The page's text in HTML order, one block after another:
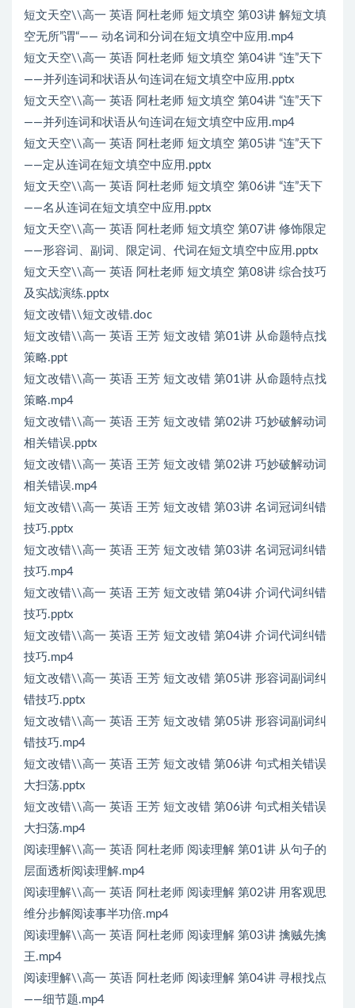
短文天空\\高一 英语 阿杜老师 短文填空 第03讲 解短文填
空无所”谓“—— 动名词和分词在短文填空中应用.mp4
短文天空\\高一 英语 阿杜老师 短文填空 第04讲 “连”天下
——并列连词和状语从句连词在短文填空中应用.pptx
短文天空\\高一 英语 阿杜老师 短文填空 第04讲 “连”天下
——并列连词和状语从句连词在短文填空中应用.mp4
短文天空\\高一 英语 阿杜老师 短文填空 第05讲 “连”天下
——定从连词在短文填空中应用.pptx
短文天空\\高一 英语 阿杜老师 短文填空 第06讲 “连”天下
——名从连词在短文填空中应用.pptx
短文天空\\高一 英语 阿杜老师 短文填空 第07讲 修饰限定
——形容词、副词、限定词、代词在短文填空中应用.pptx
短文天空\\高一 英语 阿杜老师 短文填空 第08讲 综合技巧
及实战演练.pptx
短文改错\\短文改错.doc
短文改错\\高一 英语 王芳 短文改错 第01讲 从命题特点找
策略.ppt
短文改错\\高一 英语 王芳 短文改错 第01讲 从命题特点找
策略.mp4
短文改错\\高一 英语 王芳 短文改错 第02讲 巧妙破解动词
相关错误.pptx
短文改错\\高一 英语 王芳 短文改错 第02讲 巧妙破解动词
相关错误.mp4
短文改错\\高一 英语 王芳 短文改错 第03讲 名词冠词纠错
技巧.pptx
短文改错\\高一 英语 王芳 短文改错 第03讲 名词冠词纠错
技巧.mp4
短文改错\\高一 英语 王芳 短文改错 第04讲 介词代词纠错
技巧.pptx
短文改错\\高一 英语 王芳 短文改错 第04讲 介词代词纠错
技巧.mp4
短文改错\\高一 英语 王芳 短文改错 第05讲 形容词副词纠
错技巧.pptx
短文改错\\高一 英语 王芳 短文改错 第05讲 形容词副词纠
错技巧.mp4
短文改错\\高一 英语 王芳 短文改错 第06讲 句式相关错误
大扫荡.pptx
短文改错\\高一 英语 王芳 短文改错 第06讲 句式相关错误
大扫荡.mp4
阅读理解\\高一 英语 阿杜老师 阅读理解 第01讲 从句子的
层面透析阅读理解.mp4
阅读理解\\高一 英语 阿杜老师 阅读理解 第02讲 用客观思
维分步解阅读事半功倍.mp4
阅读理解\\高一 英语 阿杜老师 阅读理解 第03讲 擒贼先擒
王.mp4
阅读理解\\高一 英语 阿杜老师 阅读理解 第04讲 寻根找点
——细节题.mp4